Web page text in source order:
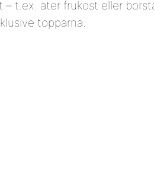
t.ex. äter frukost eller
topparna.